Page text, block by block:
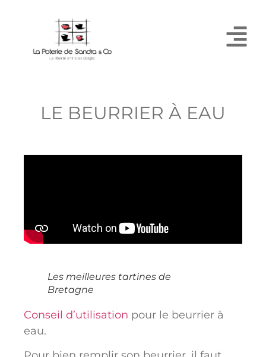
LE BEURRIER À EAU
Les meilleures tartines de
Bretagne
Conseil d’utilisation pour le beurrier à
eau.